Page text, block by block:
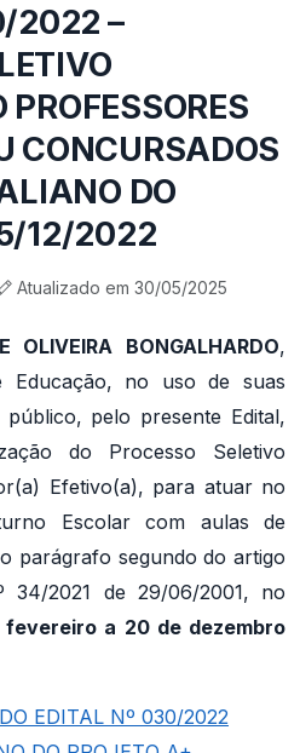
2022 –
CONCURSADOS
DO
12/2022
Atualizado em 30/05/2025
OLIVEIRA BONGALHARDO,
Educação, no uso de suas
pelo presente Edital,
do Processo Seletivo
Efetivo(a), para atuar no
Escolar com aulas de
parágrafo segundo do artigo
34/2021 de 29/06/2001, no
fevereiro a 20 de dezembro
EDITAL Nº 030/2022